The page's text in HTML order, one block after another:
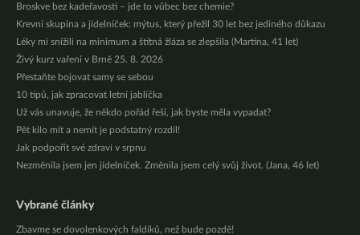
Broskve bez kadeřavosti – jde to vůbec bez chemie?
Krevní skupina a jídelníček: mýtus, který přežil 30 let bez jediného důkazu
Léky mi snížili na minimum a štítná žláza se zlepšila (Martina, 41 let)
Živý kurz vaření v Brně 25. 8. 2026
Přestaňte bojovat samy se sebou
10 tipů, jak zpracovat letní jablíčka
Už vás unavuje, že někdo pořád řeší, jak byste měla vypadat?
Pět kilo mít a nemít je podstatný rozdíl!
Jak podpořit své zdraví v srpnu
Nezměnila jsem jen jídelníček. Změnila jsem celý svůj život. (Jana, 46 let)
Vybrané články
Zbavme se dovolenkových faldíků, než bude pozdě!